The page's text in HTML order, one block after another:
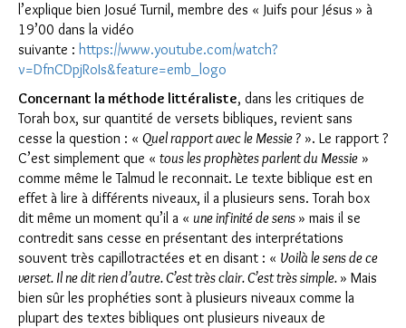
l’explique bien Josué Turnil, membre des « Juifs pour Jésus » à
19’00 dans la vidéo
suivante : https://www.youtube.com/watch?
v=DfnCDpjRoIs&feature=emb_logo
Concernant la méthode littéraliste, dans les critiques de
Torah box, sur quantité de versets bibliques, revient sans
cesse la question : « Quel rapport avec le Messie ? ». Le rapport ?
C’est simplement que « tous les prophètes parlent du Messie »
comme même le Talmud le reconnait. Le texte biblique est en
effet à lire à différents niveaux, il a plusieurs sens. Torah box
dit même un moment qu’il a « une infinité de sens » mais il se
contredit sans cesse en présentant des interprétations
souvent très capillotractées et en disant : « Voilà le sens de ce
verset. Il ne dit rien d’autre. C’est très clair. C’est très simple. » Mais
bien sûr les prophéties sont à plusieurs niveaux comme la
plupart des textes bibliques ont plusieurs niveaux de